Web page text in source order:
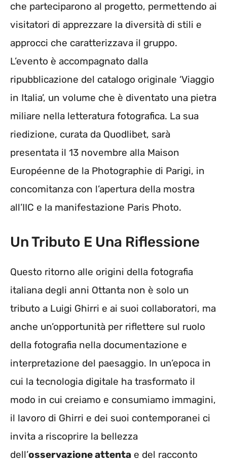
che parteciparono al progetto, permettendo ai
visitatori di apprezzare la diversità di stili e
approcci che caratterizzava il gruppo.
L’evento è accompagnato dalla
ripubblicazione del catalogo originale ‘Viaggio
in Italia’, un volume che è diventato una pietra
miliare nella letteratura fotografica. La sua
riedizione, curata da Quodlibet, sarà
presentata il 13 novembre alla Maison
Européenne de la Photographie di Parigi, in
concomitanza con l’apertura della mostra
all’IIC e la manifestazione Paris Photo.
Un Tributo E Una Riflessione
Questo ritorno alle origini della fotografia
italiana degli anni Ottanta non è solo un
tributo a Luigi Ghirri e ai suoi collaboratori, ma
anche un’opportunità per riflettere sul ruolo
della fotografia nella documentazione e
interpretazione del paesaggio. In un’epoca in
cui la tecnologia digitale ha trasformato il
modo in cui creiamo e consumiamo immagini,
il lavoro di Ghirri e dei suoi contemporanei ci
invita a riscoprire la bellezza
dell’osservazione attenta e del racconto